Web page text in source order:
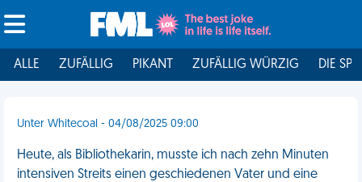
ALLE ZUFÄLLIG PIKANT ZUFÄLLIG WÜRZIG DIE
Unter Whitecoal - 04/08/2025 09:00
Heute, als Bibliothekarin, musste ich nach zehn Minuten
intensiven Streits einen geschiedenen Vater und eine